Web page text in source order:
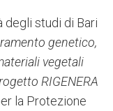
degli studi di Bari
genetico,
vegetali
RIGENERA
la Protezione